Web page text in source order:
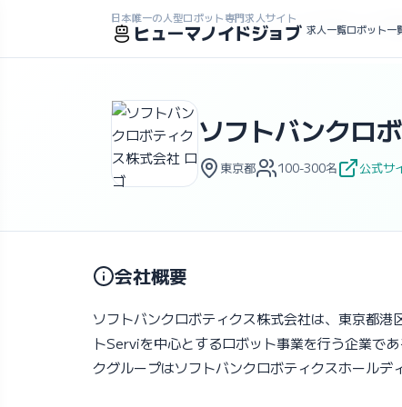
日本唯一の人型ロボット専門求人サイト
ヒューマノイドジョブ 求人一覧ロボット一
ホーム>求人一覧>企業一覧>ソフトバンクロボティクス株
ソフトバンクロ
東京都 100-300名 公式サ
会社概要
ソフトバンクロボティクス株式会社は、東京都
トServiを中心とするロボット事業を行う企業で
クグループはソフトバンクロボティクスホールデ